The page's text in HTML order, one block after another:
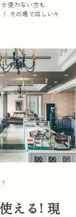
使わない方も
その場で嬉しいキ
える! 現